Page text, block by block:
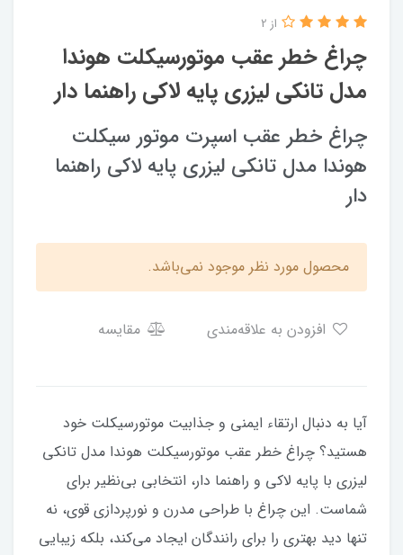
چراغ خطر عقب موتورسیکلت هوندا
مدل تانکی لیزری پایه لاکی راهنما دار
از 2
چراغ خطر عقب اسپرت موتور سیکلت
هوندا مدل تانکی لیزری پایه لاکی راهنما
دار
محصول مورد نظر موجود نمی‌باشد.
مقایسه
آیا به دنبال ارتقاء ایمنی و جذابیت موتورسیکلت خود
هستید؟ چراغ خطر عقب موتورسیکلت هوندا مدل تانکی
لیزری با پایه لاکی و راهنما دار، انتخابی بی‌نظیر برای
شماست. این چراغ با طراحی مدرن و نورپردازی قوی، نه
تنها دید بهتری را برای رانندگان ایجاد می‌کند، بلکه زیبایی